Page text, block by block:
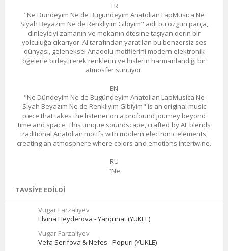
TR
"Ne Dündeyim Ne de Bugündeyim Anatolian LapMusica Ne
Siyah Beyazım Ne de Renkliyim Gibiyim" adlı bu özgün parça,
dinleyiciyi zamanın ve mekanın ötesine taşıyan derin bir
yolculuğa çıkarıyor. AI tarafından yaratılan bu benzersiz ses
dünyası, geleneksel Anadolu motiflerini modern elektronik
öğelerle birleştirerek renklerin ve hislerin harmanlandığı bir
atmosfer sunuyor.
EN
"Ne Dündeyim Ne de Bugündeyim Anatolian LapMusica Ne
Siyah Beyazım Ne de Renkliyim Gibiyim" is an original music
piece that takes the listener on a profound journey beyond
time and space. This unique soundscape, crafted by AI, blends
traditional Anatolian motifs with modern electronic elements,
creating an atmosphere where colors and emotions intertwine.
RU
"Ne
TAVSIYE EDILDI
Vugar Farzaliyev
Elvina Heyderova - Yarqunat (YUKLE)
Vugar Farzaliyev
Vefa Serifova & Nefes - Popuri (YUKLE)